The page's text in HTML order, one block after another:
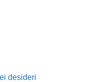
desideri